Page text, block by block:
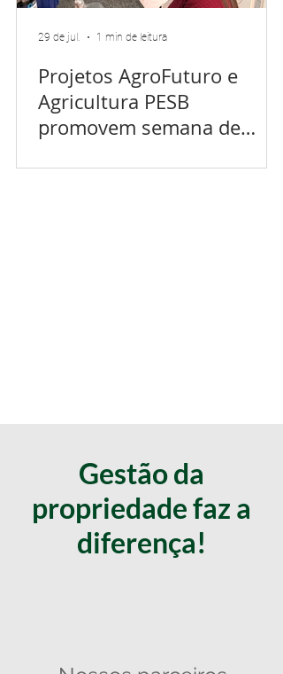
Projetos AgroFuturo e
Agricultura PESB
promovem semana de
29 de jul. 1 min de leitura
Gestão da
propriedade faz a
diferença!